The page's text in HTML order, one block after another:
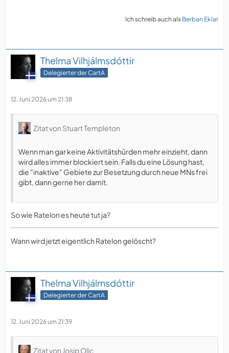
Ich schreib auch als Berban Eklar
Thelma Vilhjálmsdóttir
Delegierter der CartA
12. Juni 2026 um 21:38
Zitat von Stuart Templeton
Wenn man gar keine Aktivitätshürden mehr einzieht, dann
wird alles immer blockiert sein. Falls du eine Lösung hast,
die "inaktive" Gebiete zur Besetzung durch neue MNs frei
gibt, dann gerne her damit.
So wie Ratelon es heute tut ja?
Wann wird jetzt eigentlich Ratelon gelöscht?
Thelma Vilhjálmsdóttir
Delegierter der CartA
12. Juni 2026 um 21:39
Zitat von Josip Olic